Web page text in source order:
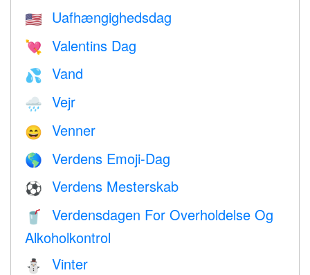
🇺🇸 Uafhængighedsdag
💘 Valentins Dag
💦 Vand
🌧 Vejr
😄 Venner
🌎 Verdens Emoji-Dag
⚽ Verdens Mesterskab
🥤
Verdensdagen For Overholdelse Og
Alkoholkontrol
⛄ Vinter